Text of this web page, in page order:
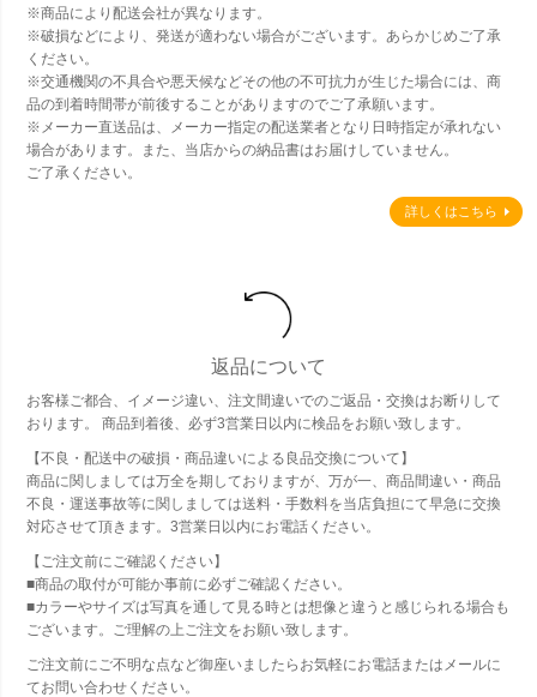
※商品により配送会社が異なります。
※破損などにより、発送が適わない場合がございます。あらかじめご了承
ください。
※交通機関の不具合や悪天候などその他の不可抗力が生じた場合には、商
品の到着時間帯が前後することがありますのでご了承願います。
※メーカー直送品は、メーカー指定の配送業者となり日時指定が承れない
場合があります。また、当店からの納品書はお届けしていません。
ご了承ください。
詳しくはこちら
返品について
お客様ご都合、イメージ違い、注文間違いでのご返品・交換はお断りして
おります。 商品到着後、必ず3営業日以内に検品をお願い致します。
【不良・配送中の破損・商品違いによる良品交換について】
商品に関しましては万全を期しておりますが、万が一、商品間違い・商品
不良・運送事故等に関しましては送料・手数料を当店負担にて早急に交換
対応させて頂きます。3営業日以内にお電話ください。
【ご注文前にご確認ください】
■商品の取付が可能か事前に必ずご確認ください。
■カラーやサイズは写真を通して見る時とは想像と違うと感じられる場合も
ございます。ご理解の上ご注文をお願い致します。
ご注文前にご不明な点など御座いましたらお気軽にお電話またはメールに
てお問い合わせください。